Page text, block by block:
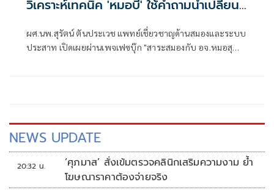
วิเคราะห์เทคนิค 'หมอบี' ใช้คำถามนำเปลี่ยน
ผศ.นพ.สุรัตน์ ตันประเวช แพทย์เชี่ยวชาญด้านสมองและระบบ
ประสาท เปิดเผยผ่านเพจเฟซบุ๊ก "สาระสมองกับ อจ.หมอสุ
NEWS UPDATE
20:32 น.
‘ศุภมาส’ สั่งเข้มตรวจคลินิกเสริมความงาม ย้ำ
โฆษณาราคาต้องจ่ายจริง